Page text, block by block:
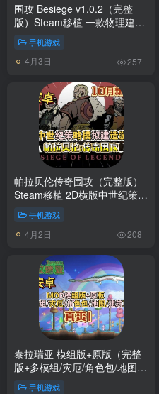
围攻 Besiege v1.0.2（完整
版）Steam移植 一款物理建造
游戏！手机游戏
4月3日 257
帕拉贝伦传奇围攻（完整版）
Steam移植 2D横版中世纪策略
模拟建造游戏！
手机游戏
4月2日 208
泰拉瑞亚 模组版+原版（完整
版+多模组/灾厄/角色包/地图/
建筑）来了真爽！
手机游戏